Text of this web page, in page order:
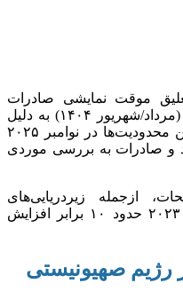
موقت نمایشی صادرات
تسلیحات تهاجمی در آگوست ۲۰۲۵ (مرداد/شهریور ۱۴۰۴) به دلیل
نگرانی‌های حقوق بشری در غزه، این محدودیت‌ها در نوامبر ۲۰۲۵
و صادرات به بررسی موردی
ازجمله زیردریایی‌های
هسته‌ای و موتور‌های تانک از اکتبر ۲۰۲۳ حدود ۱۰ برابر افزایش
رژیم صهیونیستی